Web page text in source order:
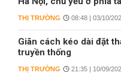
THỊ TRƯỜNG 08:48 | 03/10/
Giãn cách kéo dài đặt
truyền thống
THỊ TRƯỜNG 21:35 | 10/09/